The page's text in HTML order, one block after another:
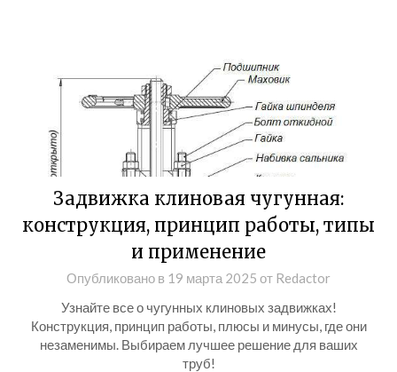
Задвижка клиновая чугунная:
конструкция, принцип работы, типы
и применение
Опубликовано в 19 марта 2025 от Redactor
Узнайте все о чугунных клиновых задвижках!
Конструкция, принцип работы, плюсы и минусы, где они
незаменимы. Выбираем лучшее решение для ваших
труб!